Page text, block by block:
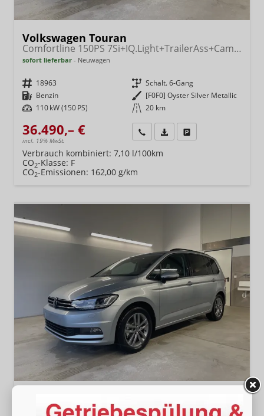
Volkswagen Touran
Comfortline 150PS 7Si+IQ.Light+TrailerAss+Cam+Navi+Kamera+Alarm+Kessy+App-Connect
sofort lieferbar Neuwagen
Fahrzeugnr. 18963 Getriebe Schalt. 6-Gang
Kraftstoff Benzin Außenfarbe [F0F0] Oyster Silver Metallic
Leistung 110 kW (150 PS) Kilometerstand 20 km
36.490,– €
incl. 19% MwSt.
Wir rufen Sie anFahrzeugexposé (PDF)
Verbrauch kombiniert: 7,10 l/100km
CO2-Klasse: F
CO2-Emissionen: 162,00 g/km
Comfortline 150PS 7Si+IQ.Light+TrailerAss+Cam+Navi+Kamera+Alarm+Kessy+App-Connect